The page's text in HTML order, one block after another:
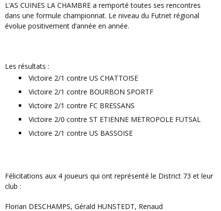
L’AS CUINES LA CHAMBRE a remporté toutes ses rencontres
dans une formule championnat. Le niveau du Futnet régional
évolue positivement d’année en année.
Les résultats :
Victoire 2/1 contre US CHATTOISE
Victoire 2/1 contre BOURBON SPORTF
Victoire 2/1 contre FC BRESSANS
Victoire 2/0 contre ST ETIENNE METROPOLE FUTSAL
Victoire 2/1 contre US BASSOISE
Félicitations aux 4 joueurs qui ont représenté le District 73 et leur
club :
Florian DESCHAMPS, Gérald HUNSTEDT, Renaud